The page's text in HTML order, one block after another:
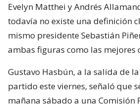
Evelyn Matthei y Andrés
todavía no existe una definición
mismo presidente Sebastián
ambas figuras como las mejores
Gustavo Hasbún, a la salida de
partido este viernes, señaló que
mañana sábado a una Comisión